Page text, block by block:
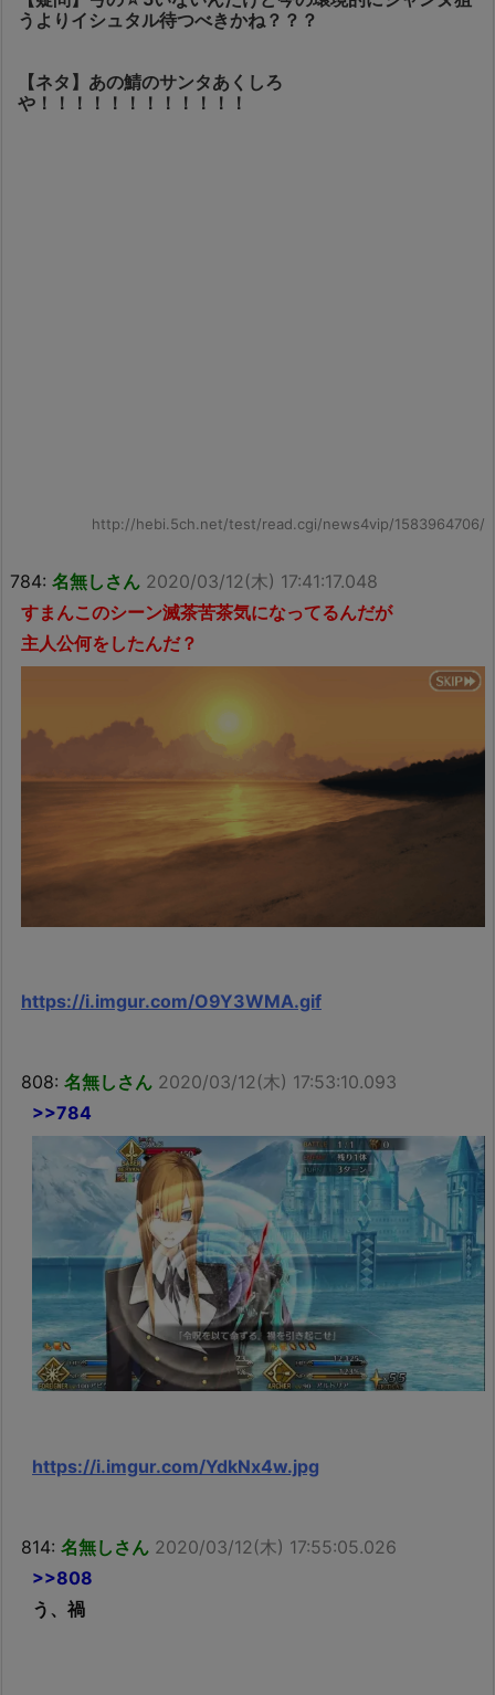
うよりイシュタル待つべきかね？？？
【ネタ】あの鯖のサンタあくしろ
や！！！！！！！！！！！！
http://hebi.5ch.net/test/read.cgi/news4vip/1583964706/
784: 名無しさん 2020/03/12(木) 17:41:17.048
すまんこのシーン滅茶苦茶気になってるんだが
主人公何をしたんだ？
https://i.imgur.com/O9Y3WMA.gif
808: 名無しさん 2020/03/12(木) 17:53:10.093
>>784
https://i.imgur.com/YdkNx4w.jpg
814: 名無しさん 2020/03/12(木) 17:55:05.026
>>808
う、禍